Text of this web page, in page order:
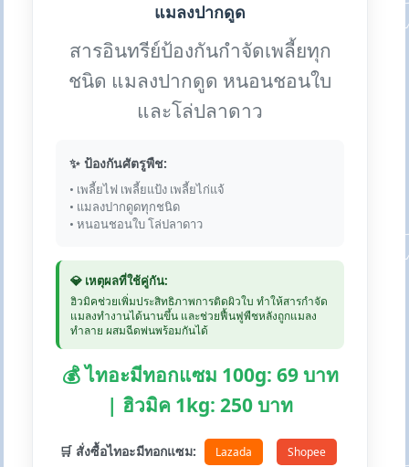
แมลงปากดูด
สารอินทรีย์ป้องกันกำจัดเพลี้ยทุก
ชนิด แมลงปากดูด หนอนชอนใบ
และโล่ปลาดาว
✨ ป้องกันศัตรูพืช:
• เพลี้ยไฟ เพลี้ยแป้ง เพลี้ยไก่แจ้
• แมลงปากดูดทุกชนิด
• หนอนชอนใบ โล่ปลาดาว
💎 เหตุผลที่ใช้คู่กัน:
ฮิวมิคช่วยเพิ่มประสิทธิภาพการติดผิวใบ ทำให้สารกำจัด
แมลงทำงานได้นานขึ้น และช่วยฟื้นฟูพืชหลังถูกแมลง
ทำลาย ผสมฉีดพ่นพร้อมกันได้
💰 ไทอะมีทอกแซม 100g: 69 บาท
| ฮิวมิค 1kg: 250 บาท
🛒 สั่งซื้อไทอะมีทอกแซม: Lazada Shopee